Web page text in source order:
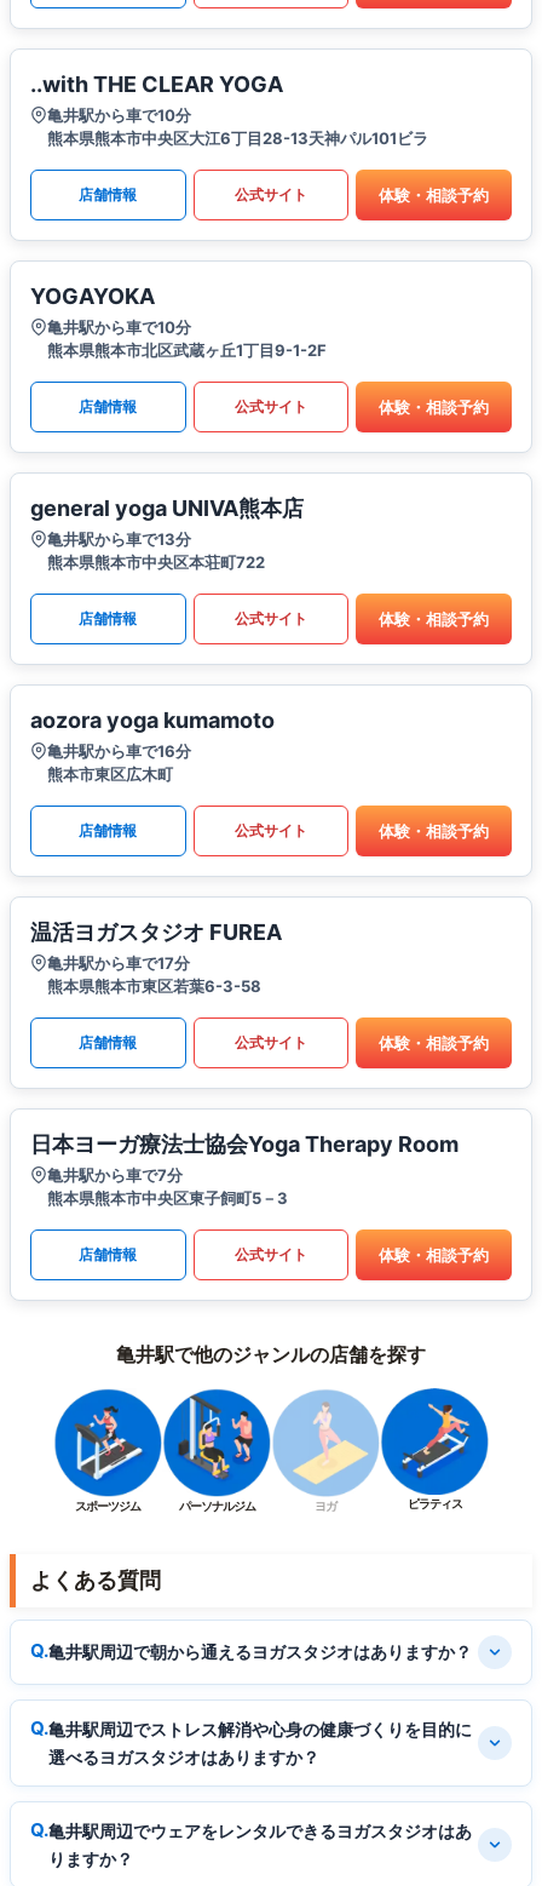
..with THE CLEAR YOGA
亀井駅から車で10分
熊本県熊本市中央区大江6丁目28-13天神パル101ビラ
店舗情報 公式サイト 体験・相談予約
YOGAYOKA
亀井駅から車で10分
熊本県熊本市北区武蔵ヶ丘1丁目9-1-2F
店舗情報 公式サイト 体験・相談予約
general yoga UNIVA熊本店
亀井駅から車で13分
熊本県熊本市中央区本荘町722
店舗情報 公式サイト 体験・相談予約
aozora yoga kumamoto
亀井駅から車で16分
熊本市東区広木町
店舗情報 公式サイト 体験・相談予約
温活ヨガスタジオ FUREA
亀井駅から車で17分
熊本県熊本市東区若葉6-3-58
店舗情報 公式サイト 体験・相談予約
日本ヨーガ療法士協会Yoga Therapy Room
亀井駅から車で7分
熊本県熊本市中央区東子飼町5－3
店舗情報 公式サイト 体験・相談予約
亀井駅で他のジャンルの店舗を探す
スポーツジム パーソナルジム ヨガ ピラティス
よくある質問
亀井駅周辺で朝から通えるヨガスタジオはありますか？
亀井駅周辺でストレス解消や心身の健康づくりを目的に
選べるヨガスタジオはありますか？
亀井駅周辺でウェアをレンタルできるヨガスタジオはあ
りますか？